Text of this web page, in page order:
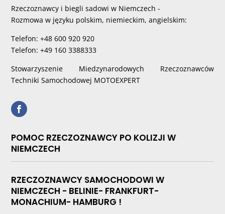
Rzeczoznawcy i biegli sadowi w Niemczech -
Rozmowa w języku polskim, niemieckim, angielskim:
Telefon: +48 600 920 920
Telefon: +49 160 3388333
Stowarzyszenie Miedzynarodowych Rzeczoznawców
Techniki Samochodowej MOTOEXPERT
POMOC RZECZOZNAWCY PO KOLIZJI W
NIEMCZECH
RZECZOZNAWCY SAMOCHODOWI W
NIEMCZECH - BELINIE- FRANKFURT-
MONACHIUM- HAMBURG !